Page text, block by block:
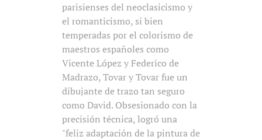
parisienses del neoclasicismo y
el romanticismo, si bien
temperadas por el colorismo de
maestros españoles como
Vicente López y Federico de
Madrazo, Tovar y Tovar fue un
dibujante de trazo tan seguro
como David. Obsesionado con la
precisión técnica, logró una
"feliz adaptación de la pintura de